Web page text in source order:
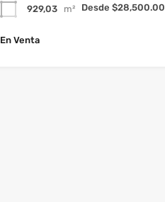
929,03 m²
Desde $28,500.00
En Venta